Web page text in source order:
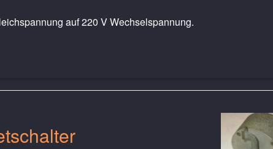
auf 220 V Wechselspannung.